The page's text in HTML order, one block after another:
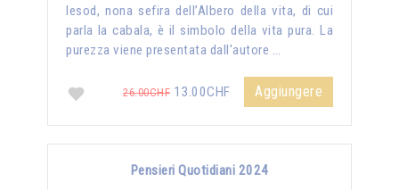
Iesod, nona sefira dell’Albero della vita, di cui
parla la cabala, è il simbolo della vita pura. La
purezza viene presentata dall'autore …
26.00CHF 13.00CHF Aggiungere
Pensieri Quotidiani 2024